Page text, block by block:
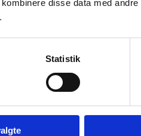
disse data med
Statistik